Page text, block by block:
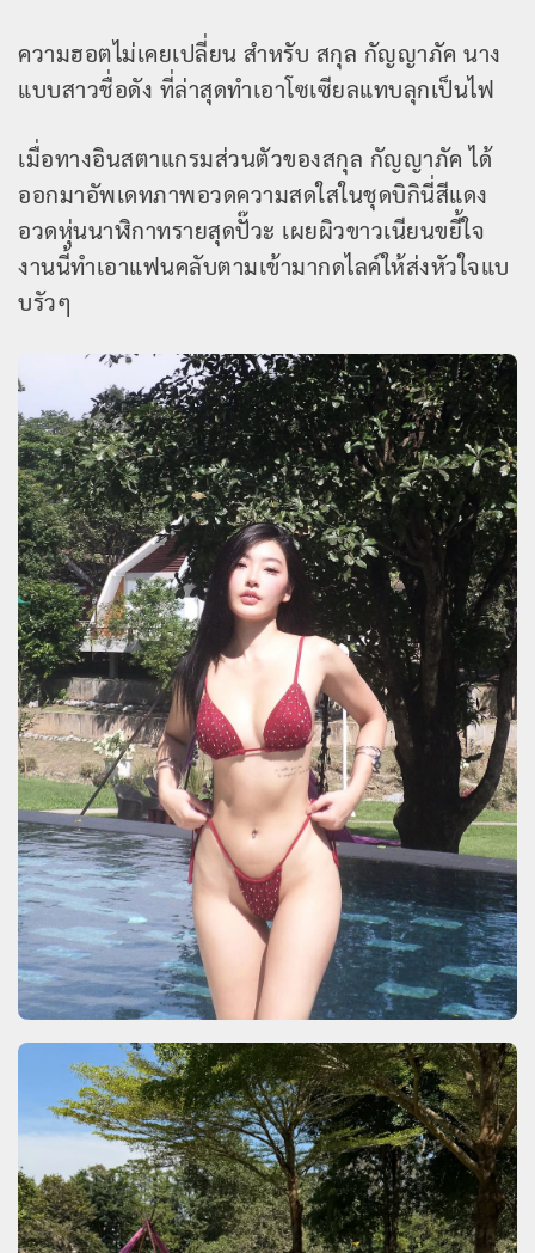
ความฮอตไม่เคยเปลี่ยน สำหรับ สกุล กัญญาภัค นาง
แบบสาวชื่อดัง ที่ล่าสุดทำเอาโซเซียลแทบลุกเป็นไฟ
เมื่อทางอินสตาแกรมส่วนตัวของสกุล กัญญาภัค ได้
ออกมาอัพเดทภาพอวดความสดใสในชุดบิกินี่สีแดง
อวดหุ่นนาฬิกาทรายสุดปั๊วะ เผยผิวขาวเนียนขยี้ใจ
งานนี้ทำเอาแฟนคลับตามเข้ามากดไลค์ให้ส่งหัวใจแบ
บรัวๆ